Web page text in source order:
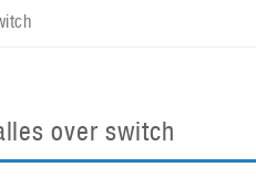
OnePlus
Oppo
submenu
Digitale camera’s
DSLR camera’s
over switch